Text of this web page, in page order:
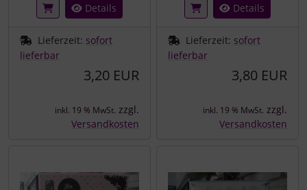
Details
Lieferzeit: sofort
lieferbar
3,20 EUR
inkl. 19 % MwSt. zzgl.
Versandkosten
Details
Lieferzeit: sofort
lieferbar
3,80 EUR
inkl. 19 % MwSt. zzgl.
Versandkosten